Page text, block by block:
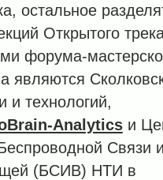
остальное
Открытого
форума-
являются
и технологий,
Analyticsи
Связи и
(БСИВ) НТИ в